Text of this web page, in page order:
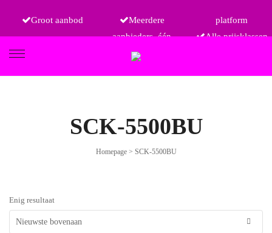
Groot aanbod
Meerdere
aanbieders, één
platform
Alle prijsklassen
SCK-5500BU
Homepage > SCK-5500BU
Enig resultaat